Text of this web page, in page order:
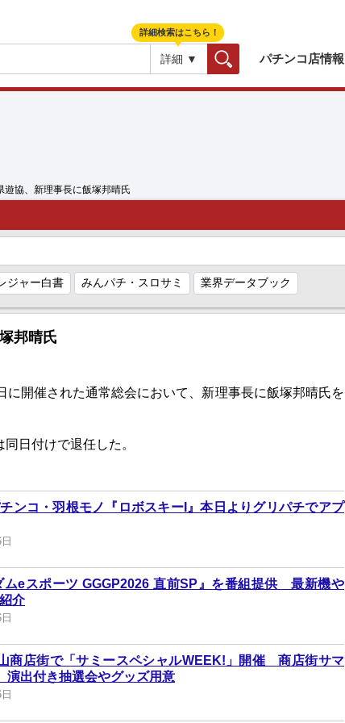
詳細 ▼ パチンコ店情報
詳細検索はこちら！
遊協、新理事長に飯塚邦晴氏
ジャー白書 みんパチ・スロサミ 業界データブック
邦晴氏
に開催された通常総会において、新理事長に飯塚邦晴氏を
日付けで退任した。
ンコ・羽根モノ『ロボスキーI』本日よりグリパチでアプ
ムeスポーツ GGGP2026 直前SP』を番組提供 最新機や
介
商店街で「サミースペシャルWEEK!」開催 商店街サマ
演出付き抽選会やグッズ用意